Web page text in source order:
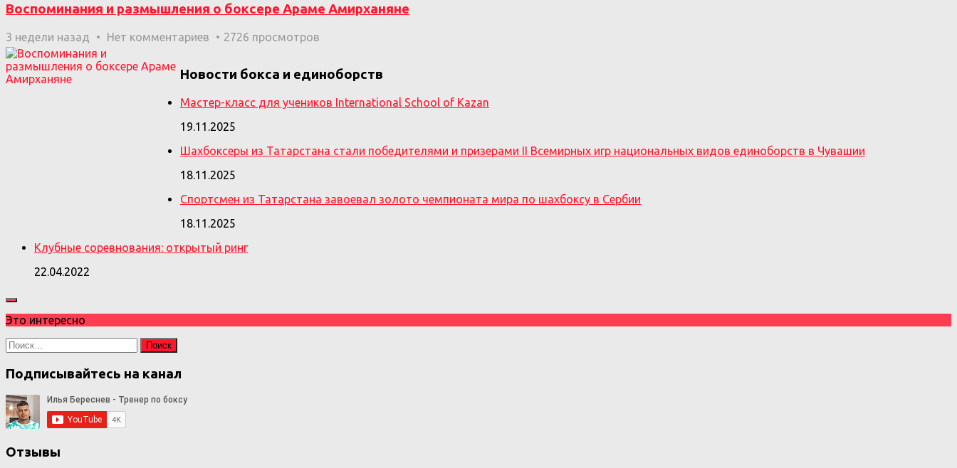
Воспоминания и размышления о боксере Араме Амирханяне
3 недели назад Нет комментариев 2726 просмотров
Новости бокса и единоборств
Мастер-класс для учеников International School of Kazan
19.11.2025
Шахбоксеры из Татарстана стали победителями и призерами II Всемирных игр национальных видов единоборств в Чувашии
18.11.2025
Спортсмен из Татарстана завоевал золото чемпионата мира по шахбоксу в Сербии
18.11.2025
Клубные соревнования: открытый ринг
22.04.2022
Это интересно
Найти:
Подписывайтесь на канал
Отзывы